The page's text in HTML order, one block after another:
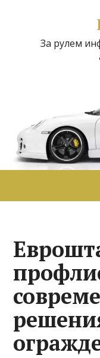
За рулем